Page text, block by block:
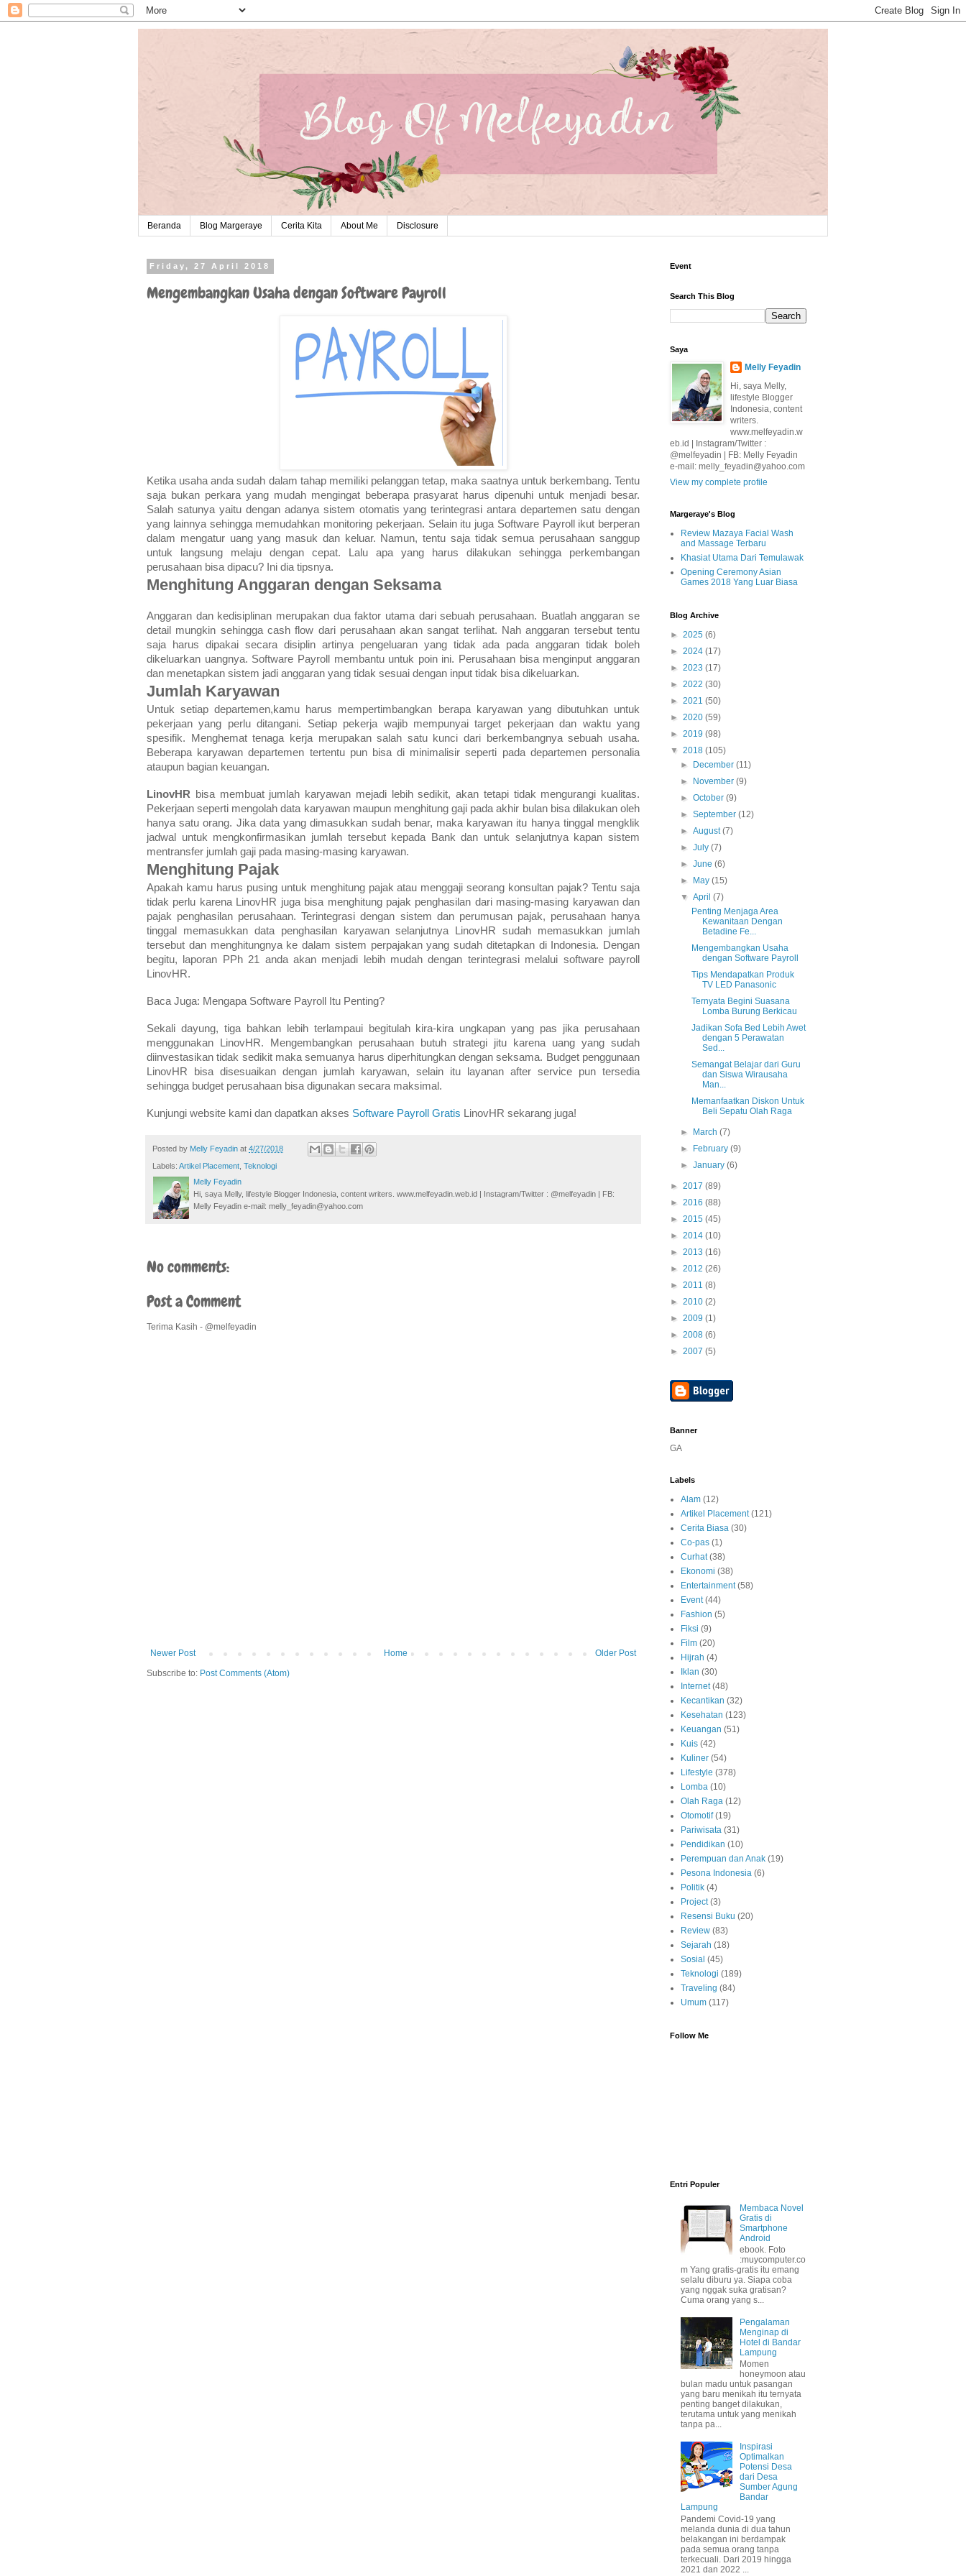
Beranda Blog Margeraye Cerita Kita About Me Disclosure
Friday, 27 April 2018
Mengembangkan Usaha dengan Software Payroll
Ketika usaha anda sudah dalam tahap memiliki pelanggan tetap, maka saatnya untuk berkembang. Tentu
saja bukan perkara yang mudah mengingat beberapa prasyarat harus dipenuhi untuk menjadi besar.
Salah satunya yaitu dengan adanya sistem otomatis yang terintegrasi antara departemen satu dengan
yang lainnya sehingga memudahkan monitoring pekerjaan. Selain itu juga Software Payroll ikut berperan
dalam mengatur uang yang masuk dan keluar. Namun, tentu saja tidak semua perusahaan sanggup
untuk langsung melaju dengan cepat. Lalu apa yang harus dilakukan sehingga perkembangan
perusahaan bisa dipacu? Ini dia tipsnya.
Menghitung Anggaran dengan Seksama
Anggaran dan kedisiplinan merupakan dua faktor utama dari sebuah perusahaan. Buatlah anggaran se
detail mungkin sehingga cash flow dari perusahaan akan sangat terlihat. Nah anggaran tersebut tentu
saja harus dipakai secara disiplin artinya pengeluaran yang tidak ada pada anggaran tidak boleh
dikeluarkan uangnya. Software Payroll membantu untuk poin ini. Perusahaan bisa menginput anggaran
dan menetapkan sistem jadi anggaran yang tidak sesuai dengan input tidak bisa dikeluarkan.
Jumlah Karyawan
Untuk setiap departemen,kamu harus mempertimbangkan berapa karyawan yang dibutuhkan untuk
pekerjaan yang perlu ditangani. Setiap pekerja wajib mempunyai target pekerjaan dan waktu yang
spesifik. Menghemat tenaga kerja merupakan salah satu kunci dari berkembangnya sebuah usaha.
Beberapa karyawan departemen tertentu pun bisa di minimalisir seperti pada departemen personalia
ataupun bagian keuangan.
LinovHR bisa membuat jumlah karyawan mejadi lebih sedikit, akan tetapi tidak mengurangi kualitas.
Pekerjaan seperti mengolah data karyawan maupun menghitung gaji pada akhir bulan bisa dilakukan oleh
hanya satu orang. Jika data yang dimasukkan sudah benar, maka karyawan itu hanya tinggal mengklik
jadwal untuk mengkonfirmasikan jumlah tersebut kepada Bank dan untuk selanjutnya kapan sistem
mentransfer jumlah gaji pada masing-masing karyawan.
Menghitung Pajak
Apakah kamu harus pusing untuk menghitung pajak atau menggaji seorang konsultan pajak? Tentu saja
tidak perlu karena LinovHR juga bisa menghitung pajak penghasilan dari masing-masing karyawan dan
pajak penghasilan perusahaan. Terintegrasi dengan sistem dan perumusan pajak, perusahaan hanya
tinggal memasukkan data penghasilan karyawan selanjutnya LinovHR sudah memasukkan jumlah
tersebut dan menghitungnya ke dalam sistem perpajakan yang sudah ditetapkan di Indonesia. Dengan
begitu, laporan PPh 21 anda akan menjadi lebih mudah dengan terintegrasi melalui software payroll
LinovHR.
Baca Juga: Mengapa Software Payroll Itu Penting?
Sekali dayung, tiga bahkan lebih terlampaui begitulah kira-kira ungkapan yang pas jika perusahaan
menggunakan LinovHR. Mengembangkan perusahaan butuh strategi jitu karena uang yang sudah
diinvestasikan tidak sedikit maka semuanya harus diperhitungkan dengan seksama. Budget penggunaan
LinovHR bisa disesuaikan dengan jumlah karyawan, selain itu layanan after service pun tersedia
sehingga budget perusahaan bisa digunakan secara maksimal.
Kunjungi website kami dan dapatkan akses Software Payroll Gratis LinovHR sekarang juga!
Posted by Melly Feyadin at 4/27/2018
Labels: Artikel Placement, Teknologi
Melly Feyadin
Hi, saya Melly, lifestyle Blogger Indonesia, content writers. www.melfeyadin.web.id | Instagram/Twitter : @melfeyadin | FB:
Melly Feyadin e-mail: melly_feyadin@yahoo.com
No comments:
Post a Comment
Terima Kasih - @melfeyadin
Newer Post Older Post
Home
Subscribe to: Post Comments (Atom)
Event
Search This Blog
Saya
Melly Feyadin
Hi, saya Melly,
lifestyle Blogger
Indonesia, content
writers.
www.melfeyadin.w
eb.id | Instagram/Twitter :
@melfeyadin | FB: Melly Feyadin
e-mail: melly_feyadin@yahoo.com
View my complete profile
Margeraye's Blog
Review Mazaya Facial Wash
and Massage Terbaru
Khasiat Utama Dari Temulawak
Opening Ceremony Asian
Games 2018 Yang Luar Biasa
Blog Archive
► 2025 (6)
► 2024 (17)
► 2023 (17)
► 2022 (30)
► 2021 (50)
► 2020 (59)
► 2019 (98)
▼ 2018 (105)
►
December(11)
►
November(9)
►October(9)
►September(12)
►August(7)
►July(7)
►June(6)
►
May(15)
▼April(7)
Penting Menjaga Area
Kewanitaan Dengan
Betadine Fe...
Mengembangkan Usaha
dengan Software Payroll
Tips Mendapatkan Produk
TV LED Panasonic
Ternyata Begini Suasana
Lomba Burung Berkicau
Jadikan Sofa Bed Lebih Awet
dengan 5 Perawatan
Sed...
Semangat Belajar dari Guru
dan Siswa Wirausaha
Man...
Memanfaatkan Diskon Untuk
Beli Sepatu Olah Raga
► March(7)
►
February(9)
►January(6)
► 2017 (89)
► 2016 (88)
► 2015 (45)
► 2014 (10)
► 2013 (16)
► 2012 (26)
► 2011 (8)
► 2010 (2)
► 2009 (1)
► 2008 (6)
► 2007 (5)
Banner
GA
Labels
Alam (12)
Artikel Placement (121)
Cerita Biasa (30)
Co-pas (1)
Curhat (38)
Ekonomi (38)
Entertainment (58)
Event (44)
Fashion (5)
Fiksi (9)
Film (20)
Hijrah (4)
Iklan (30)
Internet (48)
Kecantikan (32)
Kesehatan (123)
Keuangan (51)
Kuis (42)
Kuliner (54)
Lifestyle (378)
Lomba (10)
Olah Raga (12)
Otomotif (19)
Pariwisata (31)
Pendidikan (10)
Perempuan dan Anak (19)
Pesona Indonesia (6)
Politik (4)
Project (3)
Resensi Buku (20)
Review (83)
Sejarah (18)
Sosial (45)
Teknologi (189)
Traveling (84)
Umum (117)
Follow Me
Entri Populer
Membaca Novel
Gratis di
Smartphone
Android
ebook. Foto
:muycomputer.co
m Yang gratis-gratis itu emang
selalu diburu ya. Siapa coba
yang nggak suka gratisan?
Cuma orang yang s...
Pengalaman
Menginap di
Hotel di Bandar
Lampung
Momen
honeymoon atau
bulan madu untuk pasangan
yang baru menikah itu ternyata
penting banget dilakukan,
terutama untuk yang menikah
tanpa pa...
Inspirasi
Optimalkan
Potensi Desa
dari Desa
Sumber Agung
Bandar
Lampung
Pandemi Covid-19 yang
melanda dunia di dua tahun
belakangan ini berdampak
pada semua orang tanpa
terkecuali. Dari 2019 hingga
2021 dan 2022 ...